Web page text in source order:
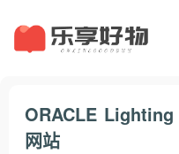
ORACLE
网站